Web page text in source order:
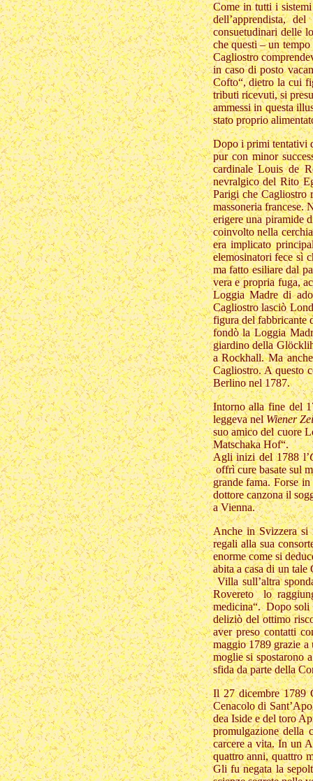
Come in tutti i
dell’apprendista,
consuetudinari delle
che questi – un
Cagliostro
in caso di posto
Cofto“, dietro la cui
tributi ricevuti, si
ammessi in questa
stato proprio
Dopo i primi tentativi
pur con minor
cardinale Louis de
nevralgico del Rito
Parigi che Cagliostro
massoneria francese.
erigere una piramide
coinvolto nella
era implicato
elemosinatori fece sì
ma fatto esiliare dal
vera e propria fuga,
Loggia Madre di
Cagliostro lasciò
figura del fabbricante
fondò la Loggia
giardino della
a Rockhall. Ma
Cagliostro. A questo
Berlino nel 1787.
Intorno alla fine del
leggeva nelWiener
suo amico del cuore
Matschaka Hof“.
Agli inizi del 1788 l’
offrì cure basate sul
grande fama. Forse
dottore canzona il
a Vienna.
Anche in Svizzera si
regali alla sua
enorme come si
abita a casa di un
Villa sull’altra
Rovereto lo
medicina“. Dopo soli
deliziò del ottimo
aver preso contatti
maggio 1789 grazie
moglie si spostarono
sfida da parte della
Il 27 dicembre 1789
Cenacolo di
dea Iside e del toro
promulgazione della
carcere a vita. In un
quattro anni, quattro
Gli fu negata la